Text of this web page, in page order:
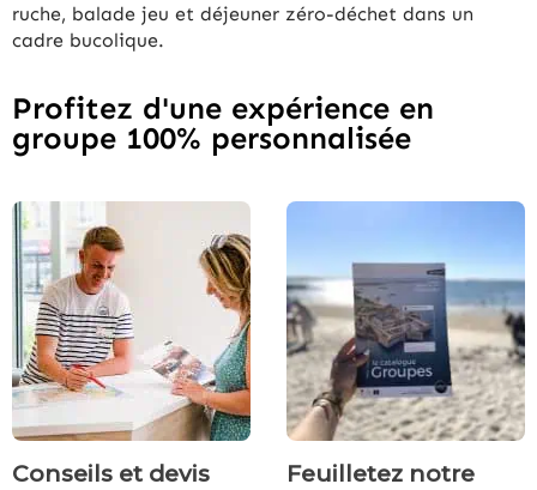
ruche, balade jeu et déjeuner zéro-déchet dans un
cadre bucolique.
Profitez d'une expérience en
groupe 100% personnalisée
Conseils et devis
Feuilletez notre